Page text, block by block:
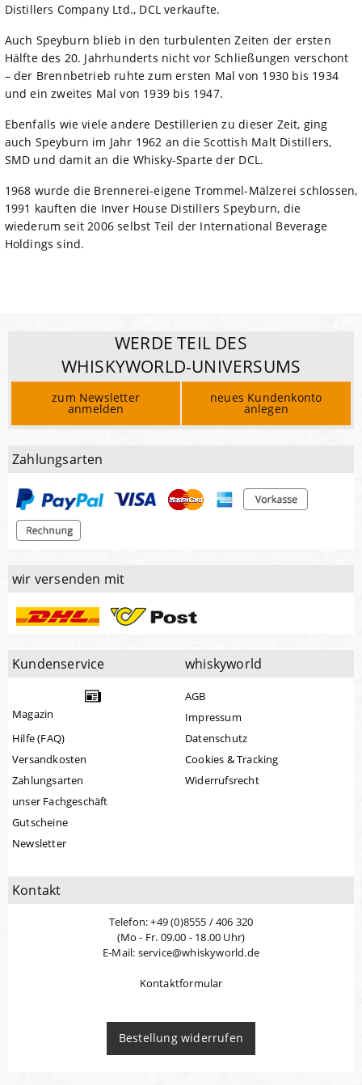
Distillers Company Ltd., DCL verkaufte.
Auch Speyburn blieb in den turbulenten Zeiten der ersten
Hälfte des 20. Jahrhunderts nicht vor Schließungen verschont
– der Brennbetrieb ruhte zum ersten Mal von 1930 bis 1934
und ein zweites Mal von 1939 bis 1947.
Ebenfalls wie viele andere Destillerien zu dieser Zeit, ging
auch Speyburn im Jahr 1962 an die Scottish Malt Distillers,
SMD und damit an die Whisky-Sparte der DCL.
1968 wurde die Brennerei-eigene Trommel-Mälzerei schlossen,
1991 kauften die Inver House Distillers Speyburn, die
wiederum seit 2006 selbst Teil der International Beverage
Holdings sind.
WERDE TEIL DES
WHISKYWORLD-UNIVERSUMS
zum Newsletter
anmelden
neues Kundenkonto
anlegen
Zahlungsarten
wir versenden mit
Kundenservice
Magazin
Hilfe (FAQ)
Versandkosten
Zahlungsarten
unser Fachgeschäft
Gutscheine
Newsletter
whiskyworld
AGB
Impressum
Datenschutz
Cookies & Tracking
Widerrufsrecht
Kontakt
Telefon: +49 (0)8555 / 406 320
(Mo - Fr. 09.00 - 18.00 Uhr)
E-Mail: service@whiskyworld.de
Kontaktformular
Bestellung widerrufen